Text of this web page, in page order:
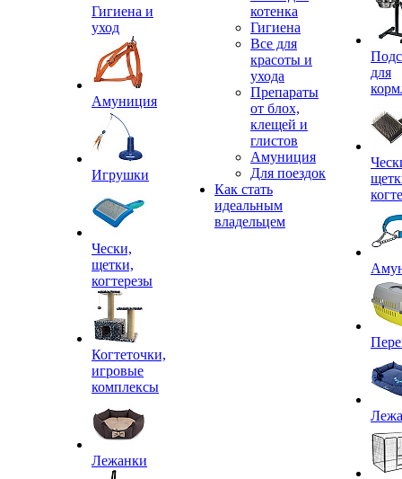
Гигиена и
уход
Амуниция
Игрушки
Чески,
щетки,
когтерезы
Когтеточки,
игровые
комплексы
Лежанки
котенка
Гигиена
Все для
красоты и
ухода
Препараты
от блох,
клещей и
глистов
Амуниция
Для поездок
Как стать
идеальным
владельцем
для